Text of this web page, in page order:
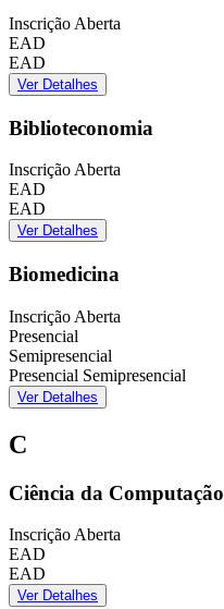
Inscrição Aberta
EAD
EAD
Ver Detalhes
Biblioteconomia
Inscrição Aberta
EAD
EAD
Ver Detalhes
Biomedicina
Inscrição Aberta
Presencial
Semipresencial
Presencial Semipresencial
Ver Detalhes
C
Ciência da Computação
Inscrição Aberta
EAD
EAD
Ver Detalhes